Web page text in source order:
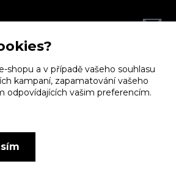
a v případě vašeho souhlasu
kampaní, zapamatování vašeho
odpovídajících vašim preferencím.